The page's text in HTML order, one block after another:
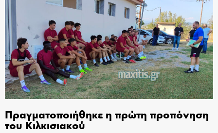
Πραγματοποιήθηκε η πρώτη προπόνηση
του Κιλκισιακού